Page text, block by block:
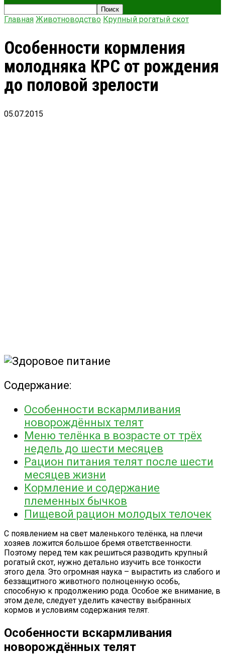
Главная Животноводство Крупный рогатый скот
Особенности кормления
молодняка КРС от рождения
до половой зрелости
05.07.2015
Содержание:
Особенности вскармливания
новорождённых телят
Меню телёнка в возрасте от трёх
недель до шести месяцев
Рацион питания телят после шести
месяцев жизни
Кормление и содержание
племенных бычков
Пищевой рацион молодых телочек
С появлением на свет маленького телёнка, на плечи
хозяев ложится большое бремя ответственности.
Поэтому перед тем как решиться разводить крупный
рогатый скот, нужно детально изучить все тонкости
этого дела. Это огромная наука – вырастить из слабого и
беззащитного животного полноценную особь,
способную к продолжению рода. Особое же внимание, в
этом деле, следует уделить качеству выбранных
кормов и условиям содержания телят.
Особенности вскармливания
новорождённых телят